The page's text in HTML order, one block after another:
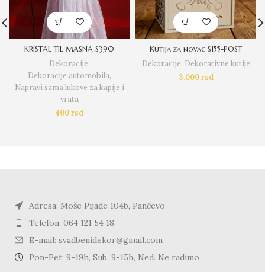
KRISTAL TIL MASNA S390
Dekoracije,
Dekoracije automobila,
Napravi sama lukove za kapije i
vrata
400rsd
Kutija za novac S155-POST
Dekoracije, Dekorativne kutije
3.000rsd
Adresa: Moše Pijade 104b, Pančevo
Telefon: 064 121 54 18
E-mail: svadbenidekor@gmail.com
Pon-Pet: 9-19h, Sub. 9-15h, Ned. Ne radimo